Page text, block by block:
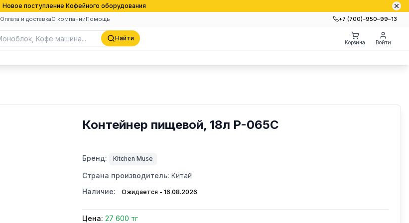
Новое поступление Кофейного оборудования
Оплата и доставкаО компанииПомощь +7 (700)‒950‒99‒13
Найти
Корзина Войти
Контейнер пищевой, 18л P-065C
Бренд: Kitchen Muse
Страна производитель: Китай
Наличие:
Ожидается - 16.08.2026
Цена: 27 600 тг